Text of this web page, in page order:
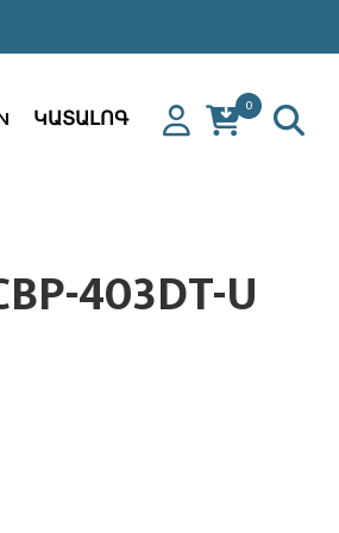
ԿԱՏԱԼՈԳ 0
403DT-U